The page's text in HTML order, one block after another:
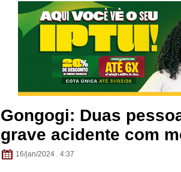
Gongogi: Duas
grave acidente com
16/jan/2024 . 4:37